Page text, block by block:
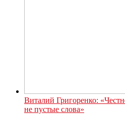
Виталий Григоренко:
не пустые слова»